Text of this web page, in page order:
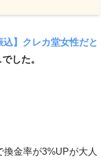
込】クレカ堂女性だと
した。
換金率が3%UPが大人